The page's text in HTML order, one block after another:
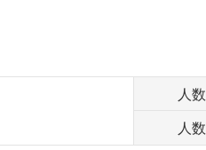
人数
人数